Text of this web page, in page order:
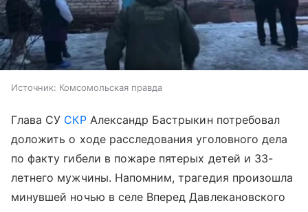
Источник: Комсомольская правда
Глава СУ СКРАлександр Бастрыкин потребовал
доложить о ходе расследования уголовного дела
по факту гибели в пожаре пятерых детей и 33-
летнего мужчины. Напомним, трагедия произошла
минувшей ночью в селе Вперед Давлекановского